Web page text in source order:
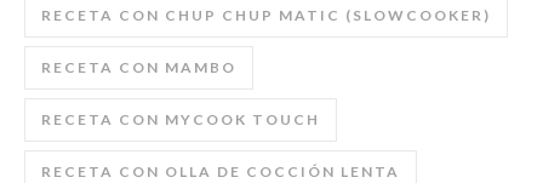
RECETA CON CHUP CHUP MATIC (SLOWCOOKER)
RECETA CON MAMBO
RECETA CON MYCOOK TOUCH
RECETA CON OLLA DE COCCIÓN LENTA